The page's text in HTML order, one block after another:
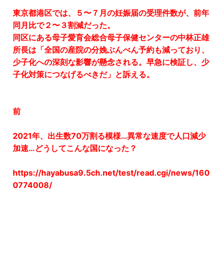
東京都港区では、５〜７月の妊娠届の受理件数が、前年
同月比で２〜３割減だった。
同区にある母子愛育会総合母子保健センターの中林正雄
所長は「全国の産院の分娩ぶんべん予約も減っており、
少子化への深刻な影響が懸念される。早急に検証し、少
子化対策につなげるべきだ」と訴える。
前
2021年、出生数70万割る模様…異常な速度で人口減少
加速…どうしてこんな国になった？
https://hayabusa9.5ch.net/test/read.cgi/news/160
0774008/